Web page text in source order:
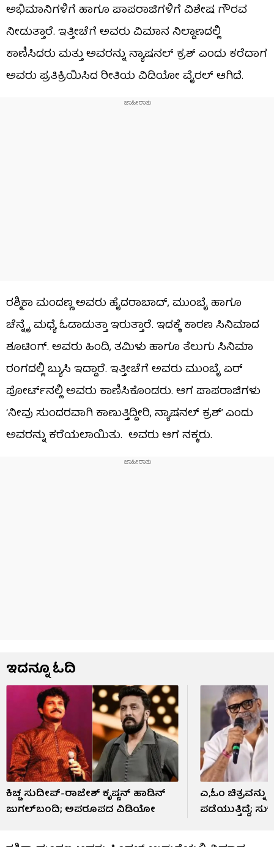
ಅಭಿಮಾನಿಗಳಿಗೆ ಹಾಗೂ ಪಾಪರಾಜಿಗಳಿಗೆ ವಿಶೇಷ ಗೌರವ
ನೀಡುತ್ತಾರೆ. ಇತ್ತೀಚೆಗೆ ಅವರು ವಿಮಾನ ನಿಲ್ದಾಣದಲ್ಲಿ
ಕಾಣಿಸಿದರು ಮತ್ತು ಅವರನ್ನು ನ್ಯಾಷನಲ್ ಕ್ರಶ್ ಎಂದು ಕರೆದಾಗ
ಅವರು ಪ್ರತಿಕ್ರಿಯಿಸಿದ ರೀತಿಯ ವಿಡಿಯೋ ವೈರಲ್ ಆಗಿದೆ.
ರಶ್ಮಿಕಾ ಮಂದಣ್ಣ ಅವರು ಹೈದರಾಬಾದ್, ಮುಂಬೈ ಹಾಗೂ
ಚೆನ್ನೈ ಮಧ್ಯೆ ಓಡಾಡುತ್ತಾ ಇರುತ್ತಾರೆ. ಇದಕ್ಕೆ ಕಾರಣ ಸಿನಿಮಾದ
ಶೂಟಿಂಗ್. ಅವರು ಹಿಂದಿ, ತಮಿಳು ಹಾಗೂ ತೆಲುಗು ಸಿನಿಮಾ
ರಂಗದಲ್ಲಿ ಬ್ಯುಸಿ ಇದ್ದಾರೆ. ಇತ್ತೀಚೆಗೆ ಅವರು ಮುಂಬೈ ಏರ್​
ಪೋರ್ಟ್​ನಲ್ಲಿ ಅವರು ಕಾಣಿಸಿಕೊಂಡರು. ಆಗ ಪಾಪರಾಜಿಗಳು
‘ನೀವು ಸುಂದರವಾಗಿ ಕಾಣುತ್ತಿದ್ದೀರಿ, ನ್ಯಾಷನಲ್ ಕ್ರಶ್’ ಎಂದು
ಅವರನ್ನು ಕರೆಯಲಾಯಿತು. ಅವರು ಆಗ ನಕ್ಕರು.
ಇದನ್ನೂ ಓದಿ
ಕಿಚ್ಚ ಸುದೀಪ್-ರಾಜೇಶ್ ಕೃಷ್ಣನ್ ಹಾಡಿನ್
ಜುಗಲ್​ಬಂದಿ; ಅಪರೂಪದ ವಿಡಿಯೋ
ಎ,ಓಂ ಚಿತ್ರವನ್ನು
ಪಡೆಯುತ್ತಿದ್ದೆ;